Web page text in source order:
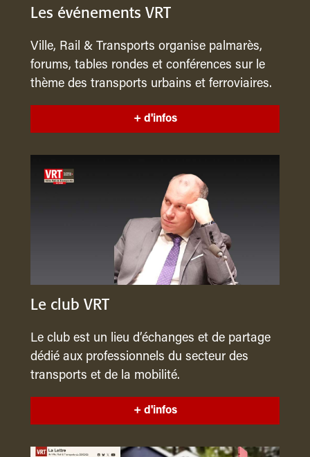
Les événements VRT
Ville, Rail & Transports organise palmarès,
forums, tables rondes et conférences sur le
thème des transports urbains et ferroviaires.
+ d'infos
Le club VRT
Le club est un lieu d’échanges et de partage
dédié aux professionnels du secteur des
transports et de la mobilité.
+ d'infos